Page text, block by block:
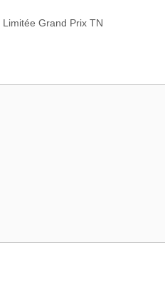
Grand Prix TN